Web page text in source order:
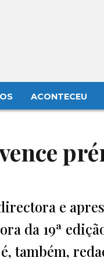
ACONTECEU
e
da 19ª
também,